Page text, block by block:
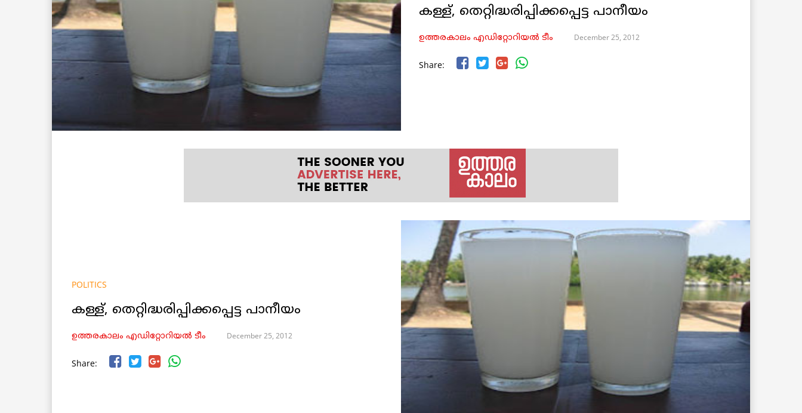
കള്ള്, തെറ്റിദ്ധരിപ്പിക്കപ്പെട്ട പാനീയം
ഉത്തരകാലം എഡിറ്റോറിയല്‍ ടീം December 25, 2012
Share:
POLITICS
കള്ള്, തെറ്റിദ്ധരിപ്പിക്കപ്പെട്ട പാനീയം
ഉത്തരകാലം എഡിറ്റോറിയല്‍ ടീം December 25, 2012
Share: